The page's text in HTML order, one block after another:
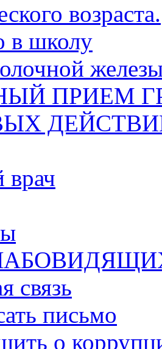
возраста.
в школу
ПРИЕМ
врач
связь
письмо
о